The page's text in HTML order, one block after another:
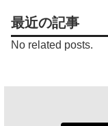
最近の記事
No related posts.